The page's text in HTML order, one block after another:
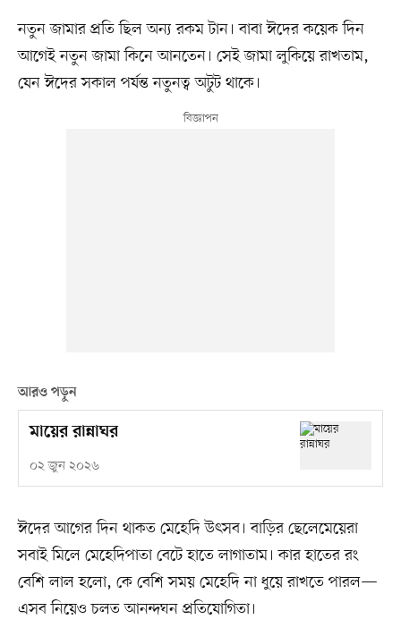
নতুন জামার প্রতি ছিল অন্য রকম টান। বাবা ঈদের কয়েক দিন
আগেই নতুন জামা কিনে আনতেন। সেই জামা লুকিয়ে রাখতাম,
যেন ঈদের সকাল পর্যন্ত নতুনত্ব অটুট থাকে।
আরও পড়ুন
মায়ের রান্নাঘর
০২ জুন ২০২৬
ঈদের আগের দিন থাকত মেহেদি উৎসব। বাড়ির ছেলেমেয়েরা
সবাই মিলে মেহেদিপাতা বেটে হাতে লাগাতাম। কার হাতের রং
বেশি লাল হলো, কে বেশি সময় মেহেদি না ধুয়ে রাখতে পারল—
এসব নিয়েও চলত আনন্দঘন প্রতিযোগিতা।